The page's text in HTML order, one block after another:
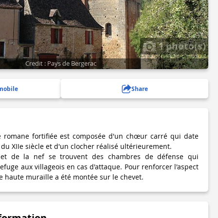
1 photo(s)
Credit : Pays de Bergerac
Share
romane fortifiée est composée d'un chœur carré qui date
XIIe siècle et d'un clocher réalisé ultérieurement.
de la nef se trouvent des chambres de défense qui
aux villageois en cas d'attaque. Pour renforcer l'aspect
haute muraille a été montée sur le chevet.